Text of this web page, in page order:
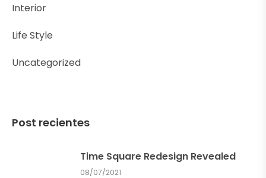
Interior
Life Style
Uncategorized
Post recientes
Time Square Redesign Revealed
08/07/2021